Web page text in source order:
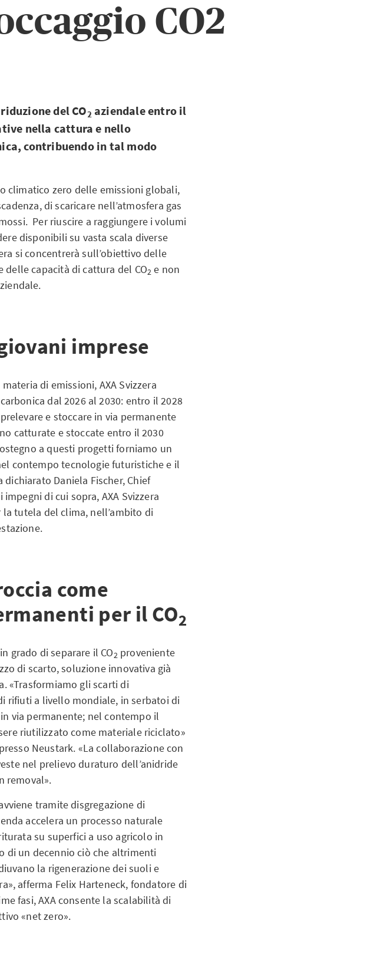
CO2
del CO2 aziendale entro il
nella cattura e nello
contribuendo in tal modo
climatico zero delle emissioni globali,
di scaricare nell’atmosfera gas
Per riuscire a raggiungere i volumi
disponibili su vasta scala diverse
si concentrerà sull’obiettivo delle
capacità di cattura del CO2 e non
imprese
di emissioni, AXA Svizzera
dal 2026 al 2030: entro il 2028
e stoccare in via permanente
catturate e stoccate entro il 2030
a questi progetti forniamo un
contempo tecnologie futuristiche e il
Daniela Fischer, Chief
di cui sopra, AXA Svizzera
tutela del clima, nell’ambito di
come
per il CO2
grado di separare il CO2 proveniente
di scarto, soluzione innovativa già
«Trasformiamo gli scarti di
rifiuti a livello mondiale, in serbatoi di
via permanente; nel contempo il
riutilizzato come materiale riciclato»
Neustark. «La collaborazione con
nel prelievo duraturo dell’anidride
removal».
tramite disgregazione di
accelera un processo naturale
su superfici a uso agricolo in
di un decennio ciò che altrimenti
la rigenerazione dei suoli e
afferma Felix Harteneck, fondatore di
fasi, AXA consente la scalabilità di
«net zero».